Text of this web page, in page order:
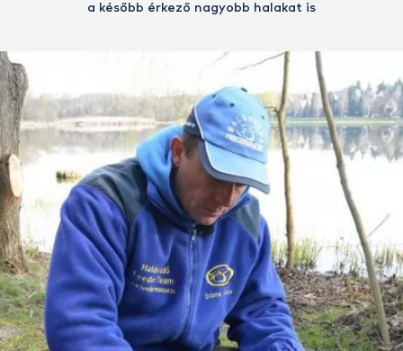
a később érkező nagyobb halakat is